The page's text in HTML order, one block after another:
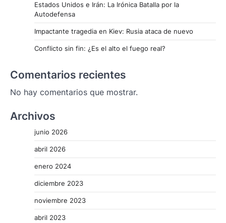
Estados Unidos e Irán: La Irónica Batalla por la
Autodefensa
Impactante tragedia en Kiev: Rusia ataca de nuevo
Conflicto sin fin: ¿Es el alto el fuego real?
Comentarios recientes
No hay comentarios que mostrar.
Archivos
junio 2026
abril 2026
enero 2024
diciembre 2023
noviembre 2023
abril 2023